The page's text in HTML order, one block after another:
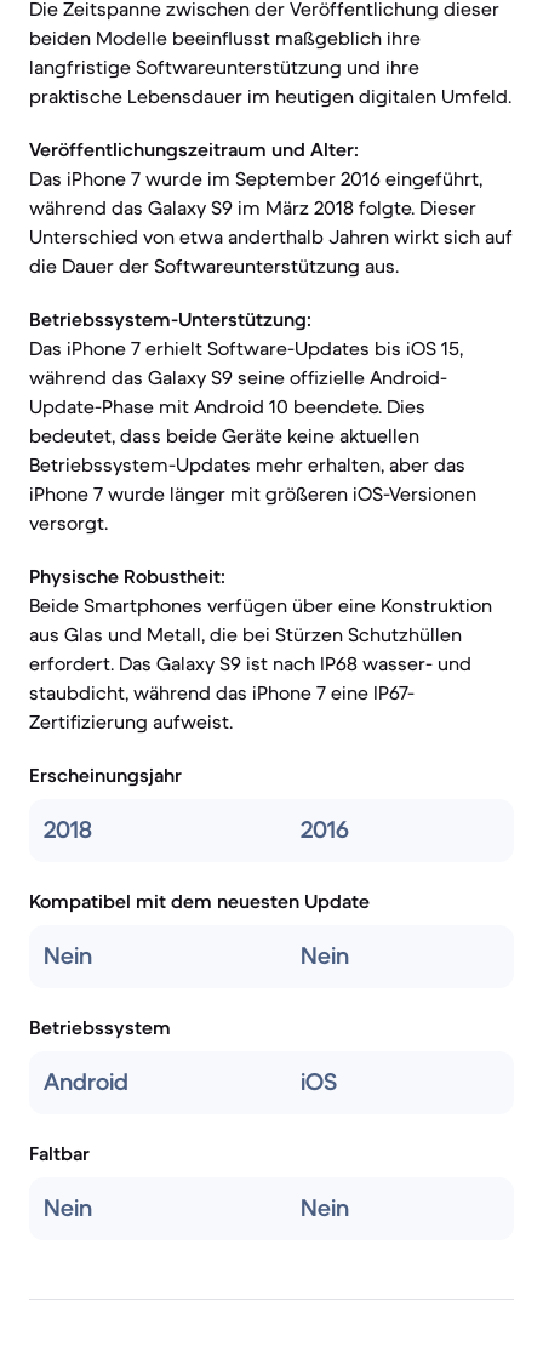
Die Zeitspanne zwischen der Veröffentlichung dieser
beiden Modelle beeinflusst maßgeblich ihre
langfristige Softwareunterstützung und ihre
praktische Lebensdauer im heutigen digitalen Umfeld.
Veröffentlichungszeitraum und Alter:
Das iPhone 7 wurde im September 2016 eingeführt,
während das Galaxy S9 im März 2018 folgte. Dieser
Unterschied von etwa anderthalb Jahren wirkt sich auf
die Dauer der Softwareunterstützung aus.
Betriebssystem-Unterstützung:
Das iPhone 7 erhielt Software-Updates bis iOS 15,
während das Galaxy S9 seine offizielle Android-
Update-Phase mit Android 10 beendete. Dies
bedeutet, dass beide Geräte keine aktuellen
Betriebssystem-Updates mehr erhalten, aber das
iPhone 7 wurde länger mit größeren iOS-Versionen
versorgt.
Physische Robustheit:
Beide Smartphones verfügen über eine Konstruktion
aus Glas und Metall, die bei Stürzen Schutzhüllen
erfordert. Das Galaxy S9 ist nach IP68 wasser- und
staubdicht, während das iPhone 7 eine IP67-
Zertifizierung aufweist.
Erscheinungsjahr
2018 2016
Kompatibel mit dem neuesten Update
Nein Nein
Betriebssystem
Android iOS
Faltbar
Nein Nein